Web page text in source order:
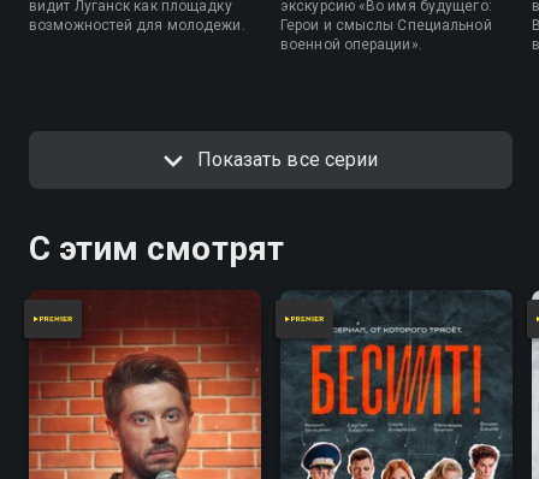
видит Луганск как площадку
возможностей для молодежи.
экскурсию «Во имя будущего:
Герои и смыслы Специальной
военной операции».
Показать все серии
С этим смотрят